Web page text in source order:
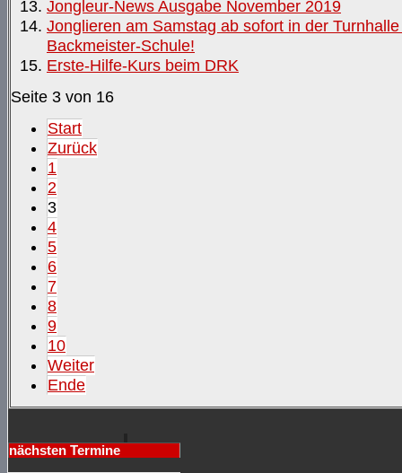
Jongleur-News Ausgabe November 2019
Jonglieren am Samstag ab sofort in der
Backmeister-Schule!
Erste-Hilfe-Kurs beim DRK
Seite 3 von 16
Start
Zurück
1
2
3
4
5
6
7
8
9
10
Weiter
Ende
nächsten Termine